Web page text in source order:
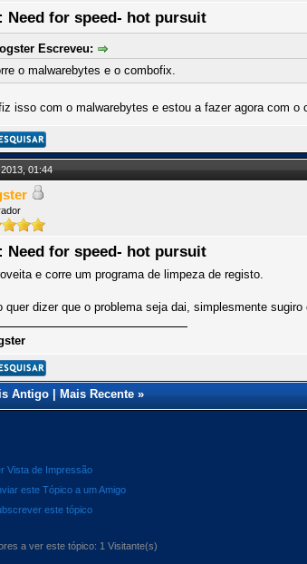
Need for speed- hot pursuit
Escreveu:
o malwarebytes e o combofix.
isso com o malwarebytes e estou a fazer agora com
01:44
Need for speed- hot pursuit
e corre um programa de limpeza de registo.
quer dizer que o problema seja dai, simplesmente
Antigo|Mais Recente»
Vista de Impressão
este Tópico a um Amigo
este tópico
a ver este tópico: 1 Visitante(s)